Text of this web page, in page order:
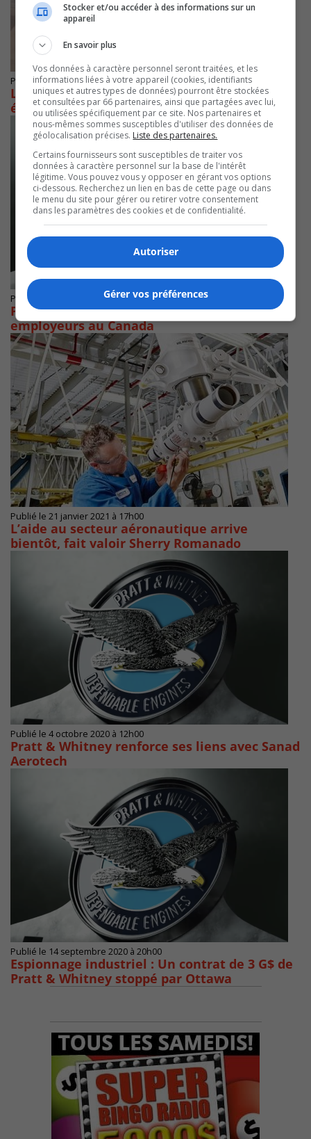
Publié le 22 février 2021 à 20h30
L’avion Boeing aux ennuis de moteur samedi
était équipé d’un Pratt & Whitney
Publié le 1 février 2021 à 21h00
Pratt et Agropur parmi les meilleurs
employeurs au Canada
Publié le 21 janvier 2021 à 17h00
L’aide au secteur aéronautique arrive
bientôt, fait valoir Sherry Romanado
Publié le 4 octobre 2020 à 12h00
Pratt & Whitney renforce ses liens avec Sanad
Aerotech
Publié le 14 septembre 2020 à 20h00
Espionnage industriel : Un contrat de 3 G$ de
Pratt & Whitney stoppé par Ottawa
Stocker et/ou accéder à des informations sur un
appareil
En savoir plus
Vos données à caractère personnel seront traitées, et les
informations liées à votre appareil (cookies, identifiants
uniques et autres types de données) pourront être stockées
et consultées par 66 partenaires, ainsi que partagées avec lui,
ou utilisées spécifiquement par ce site. Nos partenaires et
nous-mêmes sommes susceptibles d'utiliser des données de
géolocalisation précises. Liste des partenaires.
Certains fournisseurs sont susceptibles de traiter vos
données à caractère personnel sur la base de l'intérêt
légitime. Vous pouvez vous y opposer en gérant vos options
ci-dessous. Recherchez un lien en bas de cette page ou dans
le menu du site pour gérer ou retirer votre consentement
dans les paramètres des cookies et de confidentialité.
Autoriser
Gérer vos préférences